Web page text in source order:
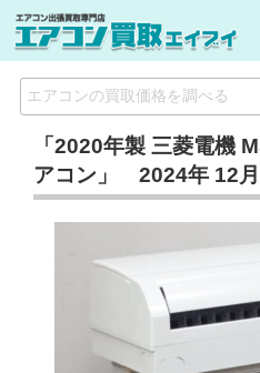
「2020年製 三菱電機
アコン」 2024年 12